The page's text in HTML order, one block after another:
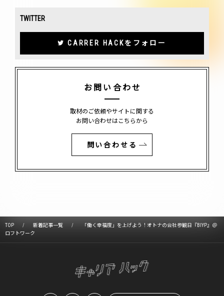
TWITTER
CARRER HACKをフォロー
お問い合わせ
取材のご依頼やサイトに関する
お問い合わせはこちらから
問い合わせる
TOP 新着記事一覧
「働く幸福度」を上げよう！オトナの会社参観日『BIYP』＠
ロフトワーク